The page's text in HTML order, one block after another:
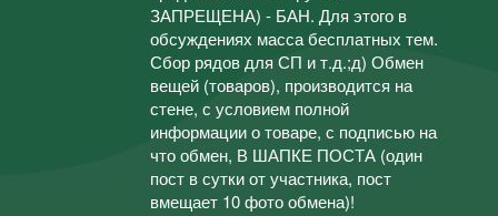
ЗАПРЕЩЕНА) - БАН. Для этого в
обсуждениях масса бесплатных тем.
Сбор рядов для СП и т.д.;д) Обмен
вещей (товаров), производится на
стене, с условием полной
информации о товаре, с подписью на
что обмен, В ШАПКЕ ПОСТА (один
пост в сутки от участника, пост
вмещает 10 фото обмена)!